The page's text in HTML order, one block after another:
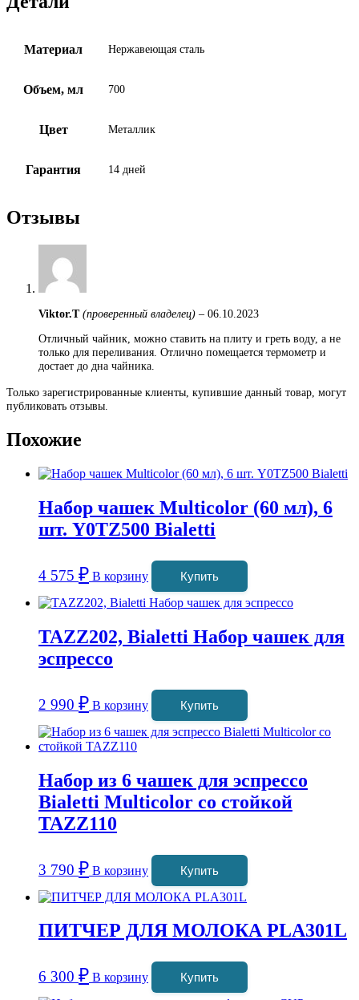
Материал Нержавеющая сталь
Объем, мл 700
Цвет Металлик
Гарантия 14 дней
Отзывы
Viktor.T(проверенный владелец) – 06.10.2023
Отличный чайник, можно ставить на плиту и греть воду, а не
только для переливания. Отлично помещается термометр и
достает до дна чайника.
Только зарегистрированные клиенты, купившие данный товар, могут
публиковать отзывы.
Похожие
Набор чашек Multicolor (60 мл), 6
шт. Y0TZ500 Bialetti
4 575 ₽ В корзину Купить
TAZZ202, Bialetti Набор чашек для
эспрессо
2 990 ₽ В корзину Купить
Набор из 6 чашек для эспрессо
Bialetti Multicolor со стойкой
TAZZ110
3 790 ₽ В корзину Купить
ПИТЧЕР ДЛЯ МОЛОКА PLA301L
6 300 ₽ В корзину Купить